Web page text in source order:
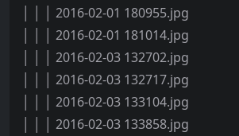
│ │ │ 2016-02-01 180955.jpg
│ │ │ 2016-02-01 181014.jpg
│ │ │ 2016-02-03 132702.jpg
│ │ │ 2016-02-03 132717.jpg
│ │ │ 2016-02-03 133104.jpg
│ │ │ 2016-02-03 133858.jpg